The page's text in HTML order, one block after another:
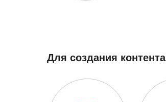
Для создания контента